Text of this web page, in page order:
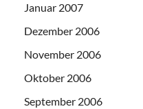
Januar 2007
Dezember 2006
November 2006
Oktober 2006
September 2006